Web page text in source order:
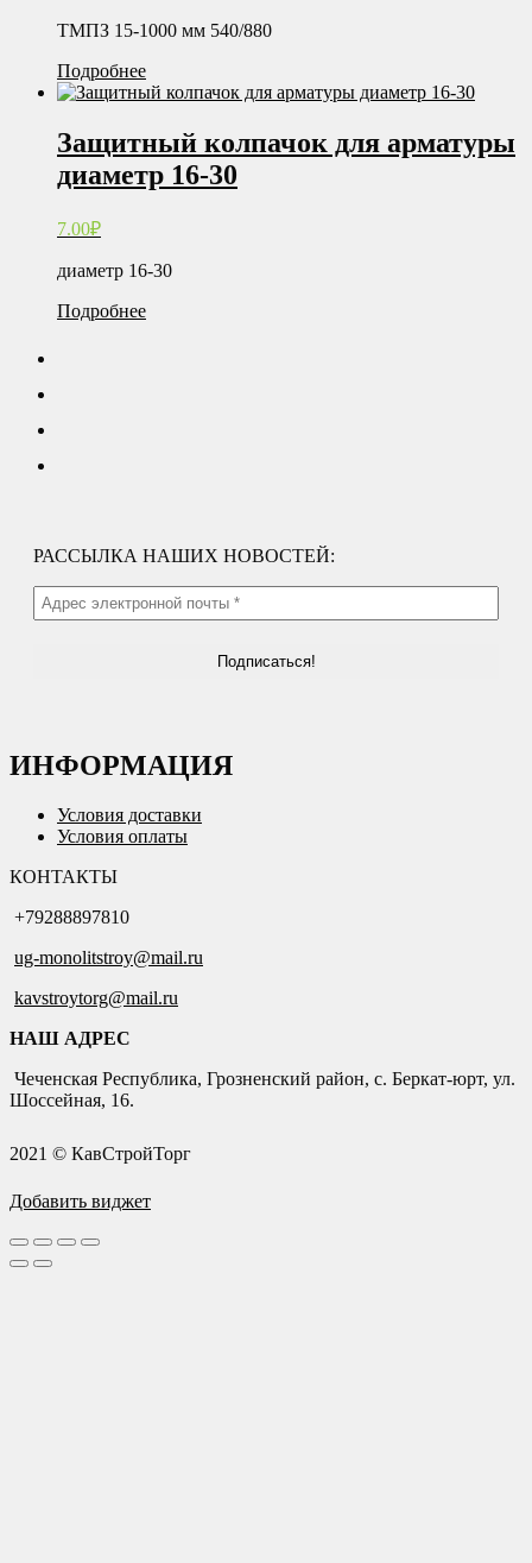
ТМПЗ 15-1000 мм 540/880
Подробнее
Защитный колпачок для арматуры
диаметр 16-30
7.00₽
диаметр 16-30
Подробнее
РАССЫЛКА НАШИХ НОВОСТЕЙ:
ИНФОРМАЦИЯ
Условия доставки
Условия оплаты
КОНТАКТЫ
+79288897810
ug-monolitstroy@mail.ru
kavstroytorg@mail.ru
НАШ АДРЕС
Чеченская Республика, Грозненский район, с. Беркат-юрт, ул.
Шоссейная, 16.
2021 © КавСтройТорг
Добавить виджет